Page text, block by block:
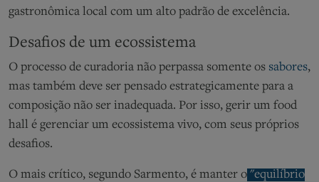
gastronômica local com um alto padrão de excelência.
Desafios de um ecossistema
O processo de curadoria não perpassa somente os sabores,
mas também deve ser pensado estrategicamente para a
composição não ser inadequada. Por isso, gerir um food
hall é gerenciar um ecossistema vivo, com seus próprios
desafios.
O mais crítico, segundo Sarmento, é manter o "equilíbrio